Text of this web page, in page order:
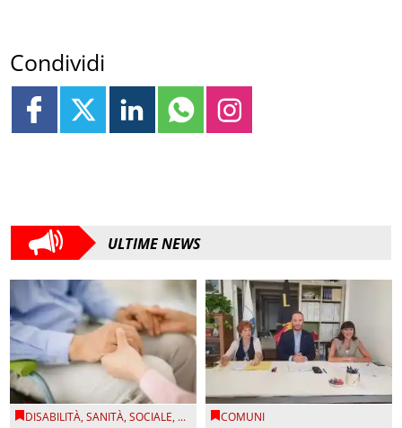
Condividi
ULTIME NEWS
DISABILITÀ,SANITÀ,SOCIALE, ... COMUNI